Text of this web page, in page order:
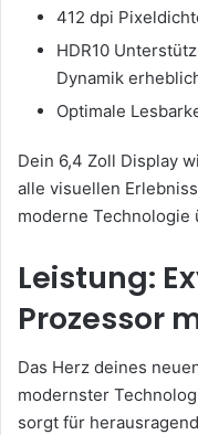
412 dpi
HDR10
Dynamik
Optimale
Dein 6,4 Zoll Display
alle visuellen
moderne Technologie
Leistung:
Prozessor
Das Herz deines
modernster
sorgt für